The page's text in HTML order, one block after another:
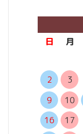
日
月
2
3
9
10
16
17